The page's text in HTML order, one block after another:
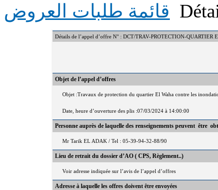
قائمة طلبات العروض
Détails de l’appel d’offre N° : DCT/TRAV-PROTECTION-
Objet de l’appel d’offres
Objet :Travaux de protection du quartier El Waha contre les
Date, heure d’ouverture des plis :07/03/2024 à 14:00:00
Personne auprès de laquelle des renseignements peuvent être
Mr Tarik EL ADAK / Tel : 05-39-94-32-88/90
Lieu de retrait du dossier d’AO ( CPS, Règlement..)
Voir adresse indiquée sur l’avis de l’appel d’offres
Adresse à laquelle les offres doivent être envoyées